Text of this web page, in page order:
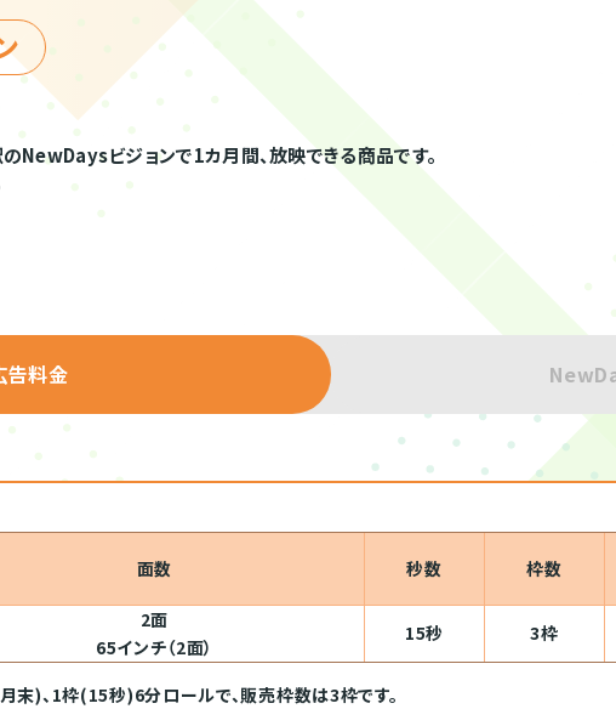
NewDaysビジョンで1カ月間、放映できる商品です。
告料金
面数 秒数 枠数
2面
65インチ（2面）
15秒 3枠
)、1枠(15秒)6分ロールで、販売枠数は3枠です。